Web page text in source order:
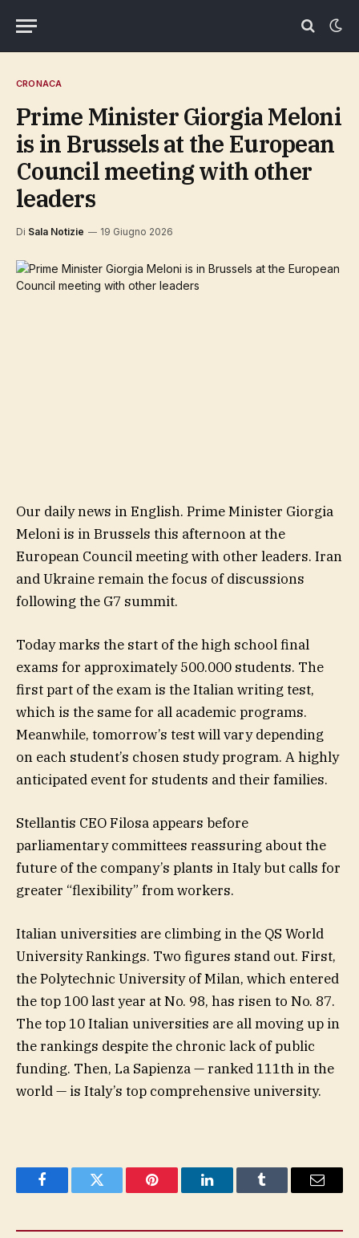
CRONACA
Prime Minister Giorgia Meloni
is in Brussels at the European
Council meeting with other
leaders
Di Sala Notizie 19 Giugno 2026
Our daily news in English. Prime Minister Giorgia
Meloni is in Brussels this afternoon at the
European Council meeting with other leaders. Iran
and Ukraine remain the focus of discussions
following the G7 summit.
Today marks the start of the high school final
exams for approximately 500.000 students. The
first part of the exam is the Italian writing test,
which is the same for all academic programs.
Meanwhile, tomorrow’s test will vary depending
on each student’s chosen study program. A highly
anticipated event for students and their families.
Stellantis CEO Filosa appears before
parliamentary committees reassuring about the
future of the company’s plants in Italy but calls for
greater “flexibility” from workers.
Italian universities are climbing in the QS World
University Rankings. Two figures stand out. First,
the Polytechnic University of Milan, which entered
the top 100 last year at No. 98, has risen to No. 87.
The top 10 Italian universities are all moving up in
the rankings despite the chronic lack of public
funding. Then, La Sapienza — ranked 111th in the
world — is Italy’s top comprehensive university.
FacebookTwitter Pinterest LinkedInTumblr Email